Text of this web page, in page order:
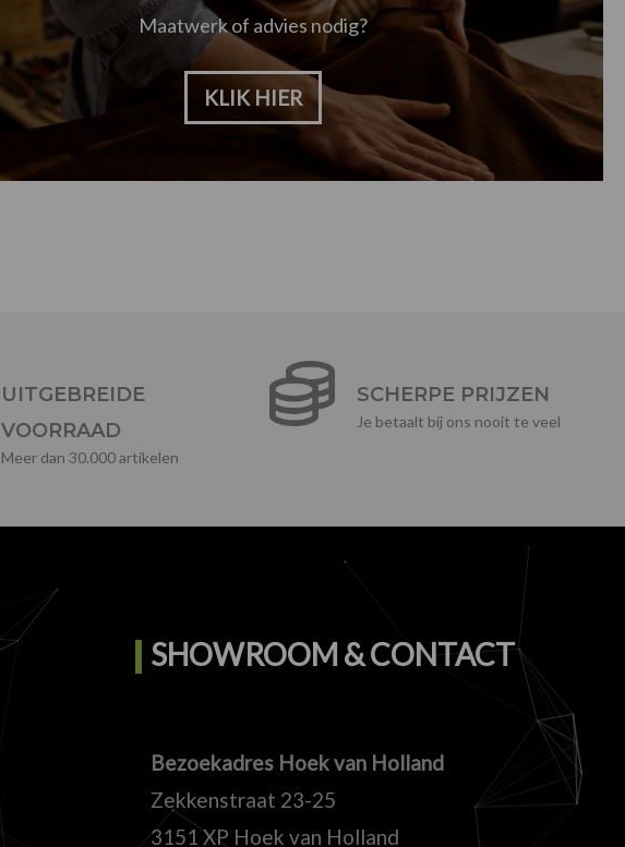
Maatwerk of advies nodig?
KLIK HIER
UITGEBREIDE
VOORRAAD
Meer dan 30.000 artikelen
SCHERPE PRIJZEN
Je betaalt bij ons nooit te veel
SHOWROOM & CONTACT
Bezoekadres Hoek van Holland
Zekkenstraat 23-25
3151 XP Hoek van Holland